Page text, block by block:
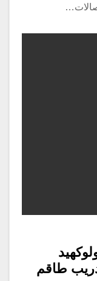
طاقم